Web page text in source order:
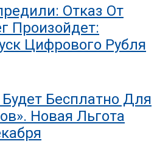
Отказ От
Произойдет:
Цифрового Рубля
Бесплатно Для
Новая Льгота